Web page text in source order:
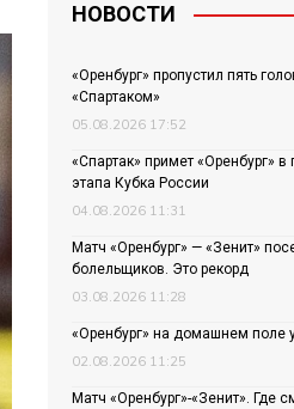
НОВОСТИ
«Оренбург» пропустил пять
«Спартаком»
05.08.2026 17:52
«Спартак» примет «Оренбург» в
этапа Кубка России
04.08.2026 11:31
Матч «Оренбург» — «Зенит»
болельщиков. Это рекорд
03.08.2026 11:28
«Оренбург» на домашнем поле
02.08.2026 11:25
Матч «Оренбург»-«Зенит». Где